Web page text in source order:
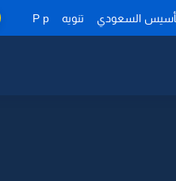
السعودي تنويه P p